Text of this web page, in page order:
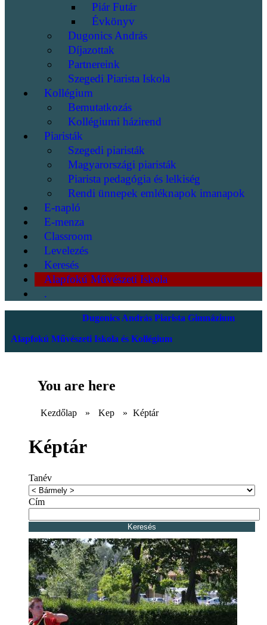
Piár Futár
Évkönyv
Dugonics András
Díjazottak
Partnereink
Szegedi Piarista Iskola
Kollégium
Bemutatkozás
Kollégiumi házirend
Piaristák
Szegedi piaristák
Magyarországi piaristák
Piarista pedagógia és lelkiség
Rendi ünnepek emléknapok imanapok
E-napló
E-menza
Classroom
Levelezés
Keresés
Alapfokú Művészeti Iskola
.
Dugonics András Piarista Gimnázium
Alapfokú Művészeti Iskola és Kollégium
You are here
Kezdőlap » Kep » Képtár
Képtár
Tanév
Cím